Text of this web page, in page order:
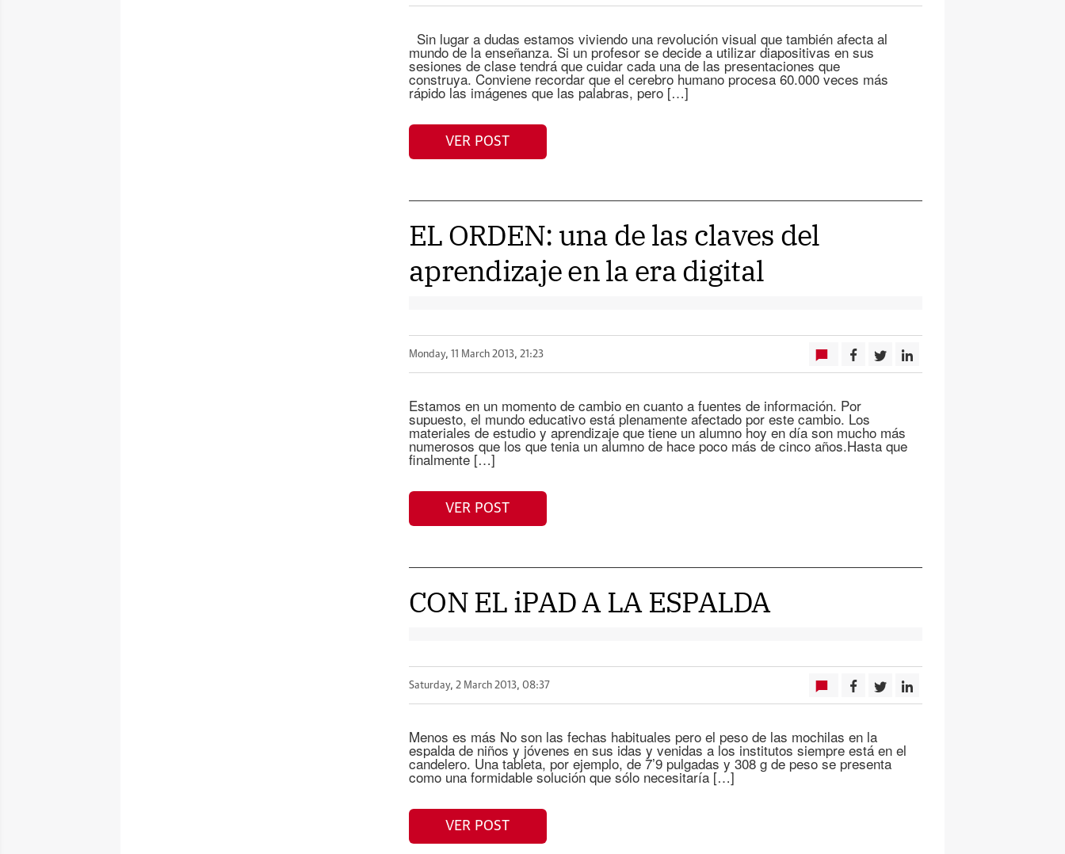
Sin lugar a dudas estamos viviendo una revolución visual que también afecta al
mundo de la enseñanza. Si un profesor se decide a utilizar diapositivas en sus
sesiones de clase tendrá que cuidar cada una de las presentaciones que
construya. Conviene recordar que el cerebro humano procesa 60.000 veces más
rápido las imágenes que las palabras, pero […]
VER POST
EL ORDEN: una de las claves del
aprendizaje en la era digital
Monday, 11 March 2013, 21:23
Estamos en un momento de cambio en cuanto a fuentes de información. Por
supuesto, el mundo educativo está plenamente afectado por este cambio. Los
materiales de estudio y aprendizaje que tiene un alumno hoy en día son mucho más
numerosos que los que tenia un alumno de hace poco más de cinco años.Hasta que
finalmente […]
VER POST
CON EL iPAD A LA ESPALDA
Saturday, 2 March 2013, 08:37
Menos es más No son las fechas habituales pero el peso de las mochilas en la
espalda de niños y jóvenes en sus idas y venidas a los institutos siempre está en el
candelero. Una tableta, por ejemplo, de 7’9 pulgadas y 308 g de peso se presenta
como una formidable solución que sólo necesitaría […]
VER POST